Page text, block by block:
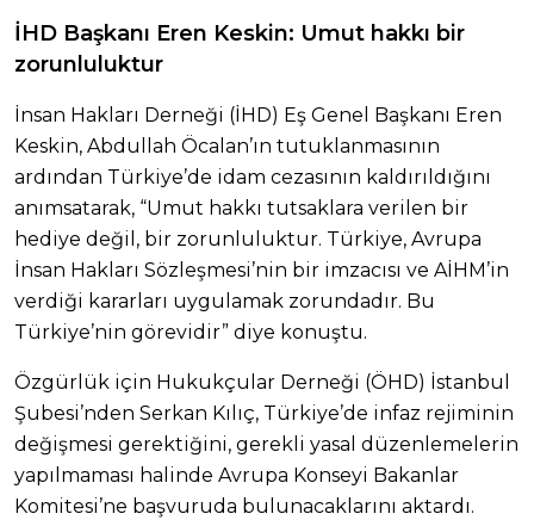
İHD Başkanı Eren Keskin: Umut hakkı bir
zorunluluktur
İnsan Hakları Derneği (İHD) Eş Genel Başkanı Eren
Keskin, Abdullah Öcalan’ın tutuklanmasının
ardından Türkiye’de idam cezasının kaldırıldığını
anımsatarak, “Umut hakkı tutsaklara verilen bir
hediye değil, bir zorunluluktur. Türkiye, Avrupa
İnsan Hakları Sözleşmesi’nin bir imzacısı ve AİHM’in
verdiği kararları uygulamak zorundadır. Bu
Türkiye’nin görevidir” diye konuştu.
Özgürlük için Hukukçular Derneği (ÖHD) İstanbul
Şubesi’nden Serkan Kılıç, Türkiye’de infaz rejiminin
değişmesi gerektiğini, gerekli yasal düzenlemelerin
yapılmaması halinde Avrupa Konseyi Bakanlar
Komitesi’ne başvuruda bulunacaklarını aktardı.